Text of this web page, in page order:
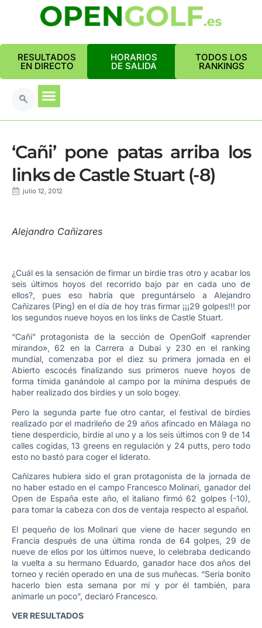
RESULTADOS
EN DIRECTO
HORARIOS
DE SALIDA
TODOS LOS
RANKINGS
‘Cañi’ pone patas arriba los
links de Castle Stuart (-8)
julio 12, 2012
Alejandro Cañizares
¿Cuál es la sensación de firmar un birdie tras otro y acabar los
seis últimos hoyos del recorrido bajo par en cada uno de
ellos?, pues eso habría que preguntárselo a Alejandro
Cañizares (Ping) en el día de hoy tras firmar ¡¡¡29 golpes!!! por
los segundos nueve hoyos en los links de Castle Stuart.
“Cañi” protagonista de la sección de OpenGolf «aprender
mirando», 62 en la Carrera a Dubai y 230 en el ranking
mundial, comenzaba por el diez su primera jornada en el
Abierto escocés finalizando sus primeros nueve hoyos de
forma tímida ganándole al campo por la mínima después de
haber realizado dos birdies y un solo bogey.
Pero la segunda parte fue otro cantar, el festival de birdies
realizado por el madrileño de 29 años afincado en Málaga no
tiene desperdicio, birdie al uno y a los seis últimos con 9 de 14
calles cogidas, 13 greens en regulación y 24 putts, pero todo
esto no bastó para coger el liderato.
Cañizares hubiera sido el gran protagonista de la jornada de
no haber estado en el campo Francesco Molinari, ganador del
Open de España este año, el italiano firmó 62 golpes (-10),
para tomar la cabeza con dos de ventaja respecto al español.
El pequeño de los Molinari que viene de hacer segundo en
Francia después de una última ronda de 64 golpes, 29 de
nueve de ellos por los últimos nueve, lo celebraba dedicando
la vuelta a su hermano Eduardo, ganador hace dos años del
torneo y recién operado en una de sus muñecas. “Sería bonito
hacerlo bien esta semana por mí y por él también, para
animarle un poco”, declaró Francesco.
VER RESULTADOS